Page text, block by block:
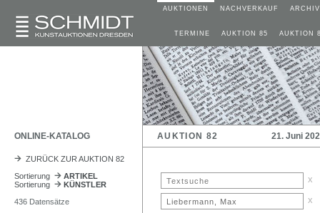
AUKTIONEN NACHVERKAUF ARCHIV
TERMINE AUKTION 85 AUKTION
ONLINE-KATALOG AUKTION 82 21. Juni
ZURÜCK ZUR AUKTION 82
Sortierung
ARTIKEL
Sortierung
KÜNSTLER
436 Datensätze
x
x